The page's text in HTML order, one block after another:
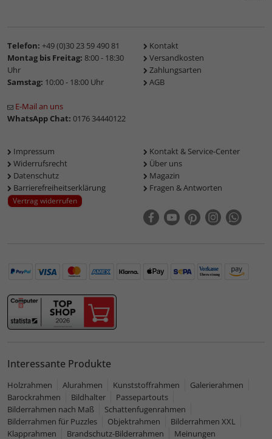
Telefon: +49 (0)30 23 59 490 81
Montag bis Freitag: 8:00 - 18:30
Uhr
Samstag: 10:00 - 18:00 Uhr
E-Mail an uns
WhatsApp Chat: 0176 34440122
Kontakt
Versandkosten
Zahlungsarten
AGB
Impressum
Widerrufsrecht
Datenschutz
Barrierefreiheitserklärung
Vertrag widerrufen
Kontakt & Service-Center
Über uns
Magazin
Fragen & Antworten
Interessante Produkte
Holzrahmen Alurahmen Kunststoffrahmen
Galerierahmen
Barockrahmen
Bildhalter
Passepartouts
Bilderrahmen nach Maß
Schattenfugenrahmen
Bilderrahmen für Puzzles
Objektrahmen
Bilderrahmen XXL
Klapprahmen
Brandschutz-Bilderrahmen Meinungen